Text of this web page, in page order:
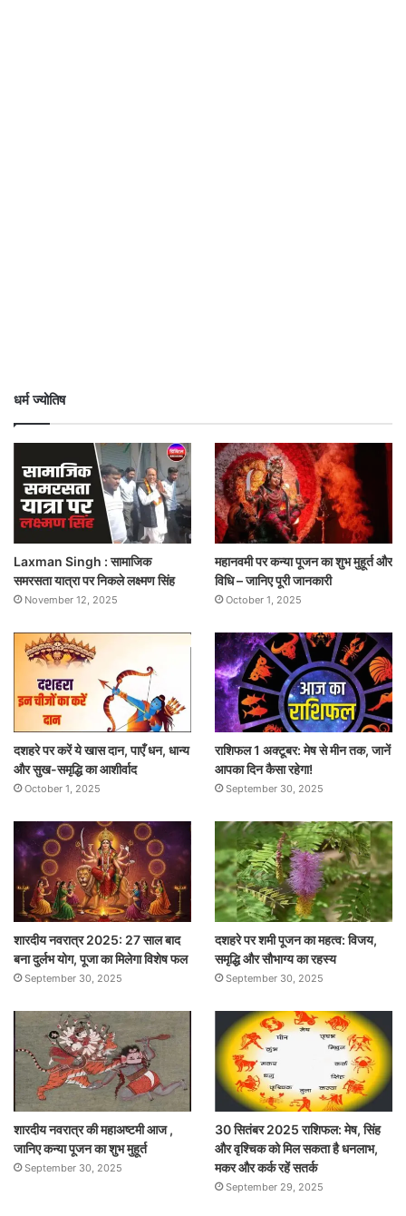
धर्म ज्योतिष
Laxman Singh : सामाजिक
समरसता यात्रा पर निकले लक्ष्मण सिंह
November 12, 2025
महानवमी पर कन्या पूजन का शुभ मुहूर्त और
विधि – जानिए पूरी जानकारी
October 1, 2025
दशहरे पर करें ये खास दान, पाएँ धन, धान्य
और सुख-समृद्धि का आशीर्वाद
October 1, 2025
राशिफल 1 अक्टूबर: मेष से मीन तक, जानें
आपका दिन कैसा रहेगा!
September 30, 2025
शारदीय नवरात्र 2025: 27 साल बाद
बना दुर्लभ योग, पूजा का मिलेगा विशेष फल
September 30, 2025
दशहरे पर शमी पूजन का महत्व: विजय,
समृद्धि और सौभाग्य का रहस्य
September 30, 2025
शारदीय नवरात्र की महाअष्टमी आज ,
जानिए कन्या पूजन का शुभ मुहूर्त
September 30, 2025
30 सितंबर 2025 राशिफल: मेष, सिंह
और वृश्चिक को मिल सकता है धनलाभ,
मकर और कर्क रहें सतर्क
September 29, 2025